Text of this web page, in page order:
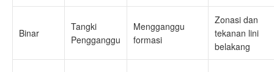
Binar
Tangki
Pengganggu
Mengganggu
formasi
Zonasi dan
tekanan lini
belakang